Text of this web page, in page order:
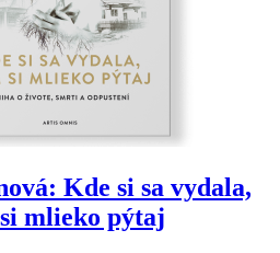
Kde si sa vydala,
mlieko pýtaj